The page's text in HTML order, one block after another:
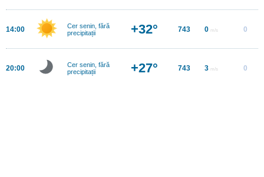
14:00
Cer senin, fără
precipitații
+32° 743 0 m/s 0
20:00
Cer senin, fără
precipitații
+27° 743 3 m/s 0